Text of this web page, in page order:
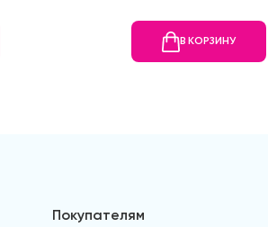
В КОРЗИНУ
Покупателям